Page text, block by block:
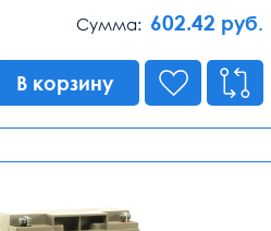
Сумма: 602.42 руб.
В корзину